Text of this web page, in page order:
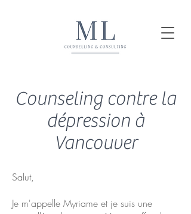
Counseling contre la
dépression à
Vancouver
Salut,
Je m'appelle Myriame et je suis une